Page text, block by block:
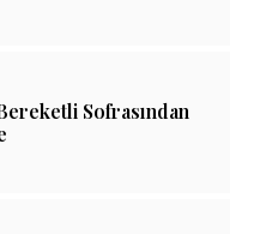
Sofrasından